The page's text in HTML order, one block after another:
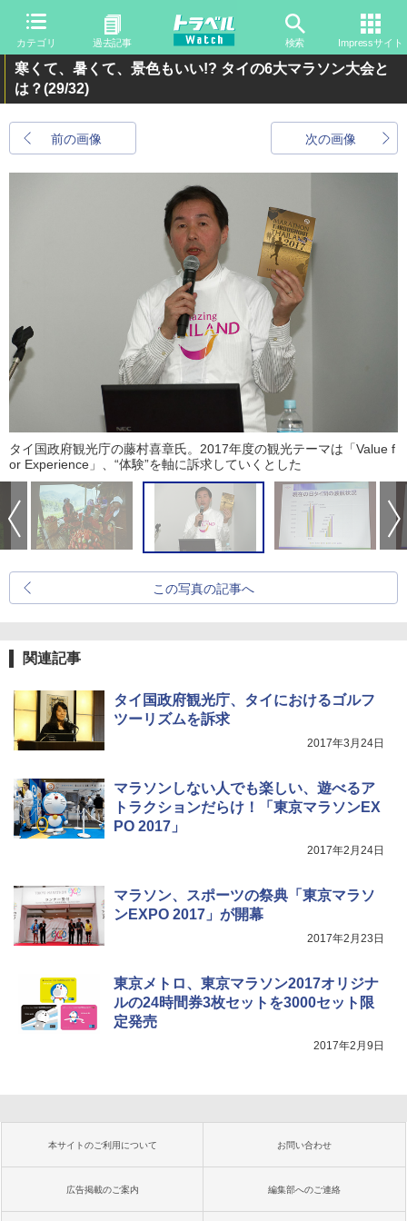
カテゴリ 過去記事 検索 Impressサイト
寒くて、暑くて、景色もいい!? タイの6大マラソン大会と
は？(29/32)
前の画像 次の画像
タイ国政府観光庁の藤村喜章氏。2017年度の観光テーマは「Value f
or Experience」、“体験”を軸に訴求していくとした
この写真の記事へ
関連記事
タイ国政府観光庁、タイにおけるゴルフ
ツーリズムを訴求
2017年3月24日
マラソンしない人でも楽しい、遊べるア
トラクションだらけ！「東京マラソンEX
PO 2017」
2017年2月24日
マラソン、スポーツの祭典「東京マラソ
ンEXPO 2017」が開幕
2017年2月23日
東京メトロ、東京マラソン2017オリジナ
ルの24時間券3枚セットを3000セット限
定発売
2017年2月9日
本サイトのご利用について お問い合わせ
広告掲載のご案内 編集部へのご連絡